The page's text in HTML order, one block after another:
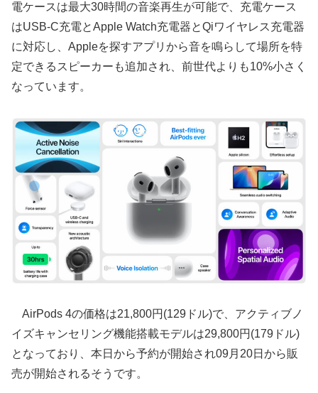
電ケースは最大30時間の音楽再生が可能で、充電ケース
はUSB-C充電とApple Watch充電器とQiワイヤレス充電器
に対応し、Appleを探すアプリから音を鳴らして場所を特
定できるスピーカーも追加され、前世代よりも10%小さく
なっています。
AirPods 4の価格は21,800円(129ドル)で、アクティブノ
イズキャンセリング機能搭載モデルは29,800円(179ドル)
となっており、本日から予約が開始され09月20日から販
売が開始されるそうです。